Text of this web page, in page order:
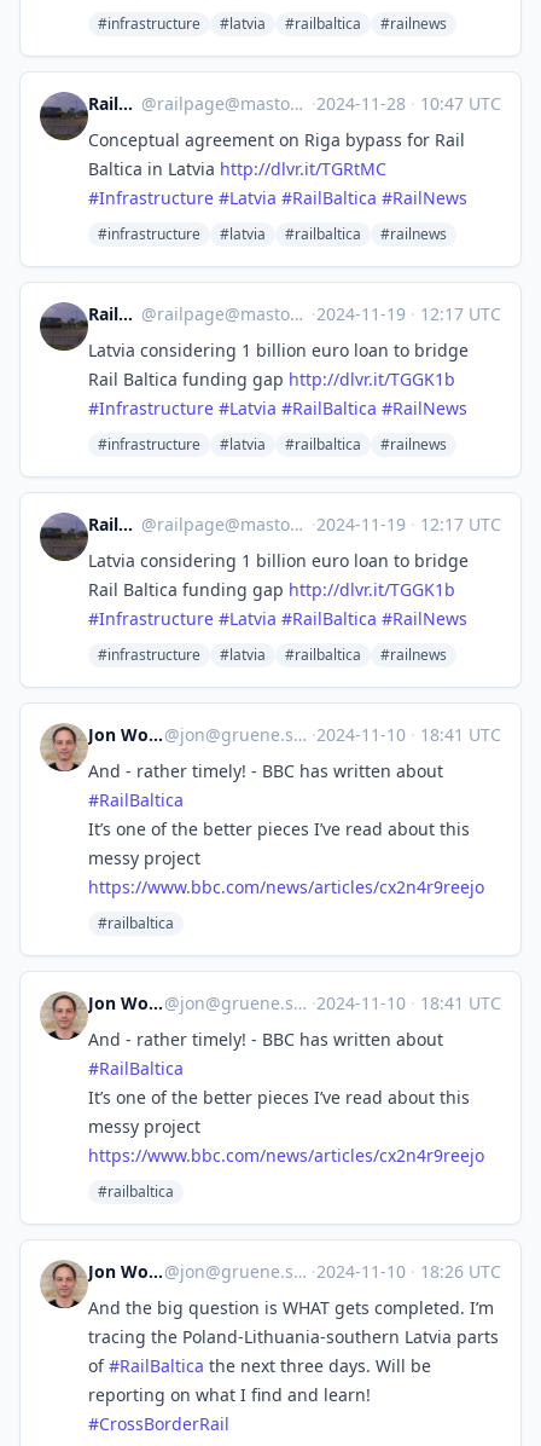
#infrastructure #latvia #railbaltica #railnews
Railpage @railpage@mastodon.social ·2024-11-28 · 10:47 UTC
Conceptual agreement on Riga bypass for Rail
Baltica in Latvia http://dlvr.it/TGRtMC
#Infrastructure #Latvia #RailBaltica #RailNews
#infrastructure #latvia #railbaltica #railnews
Railpage @railpage@mastodon.social ·2024-11-19 · 12:17 UTC
Latvia considering 1 billion euro loan to bridge
Rail Baltica funding gap http://dlvr.it/TGGK1b
#Infrastructure #Latvia #RailBaltica #RailNews
#infrastructure #latvia #railbaltica #railnews
Railpage @railpage@mastodon.social ·2024-11-19 · 12:17 UTC
Latvia considering 1 billion euro loan to bridge
Rail Baltica funding gap http://dlvr.it/TGGK1b
#Infrastructure #Latvia #RailBaltica #RailNews
#infrastructure #latvia #railbaltica #railnews
Jon Worth@jon@gruene.social ·2024-11-10 · 18:41 UTC
And - rather timely! - BBC has written about
#RailBaltica
It’s one of the better pieces I’ve read about this
messy project
https://www.bbc.com/news/articles/cx2n4r9reejo
#railbaltica
Jon Worth@jon@gruene.social ·2024-11-10 · 18:41 UTC
And - rather timely! - BBC has written about
#RailBaltica
It’s one of the better pieces I’ve read about this
messy project
https://www.bbc.com/news/articles/cx2n4r9reejo
#railbaltica
Jon Worth@jon@gruene.social ·2024-11-10 · 18:26 UTC
And the big question is WHAT gets completed. I’m
tracing the Poland-Lithuania-southern Latvia parts
of#RailBaltica the next three days. Will be
reporting on what I find and learn!
#CrossBorderRail